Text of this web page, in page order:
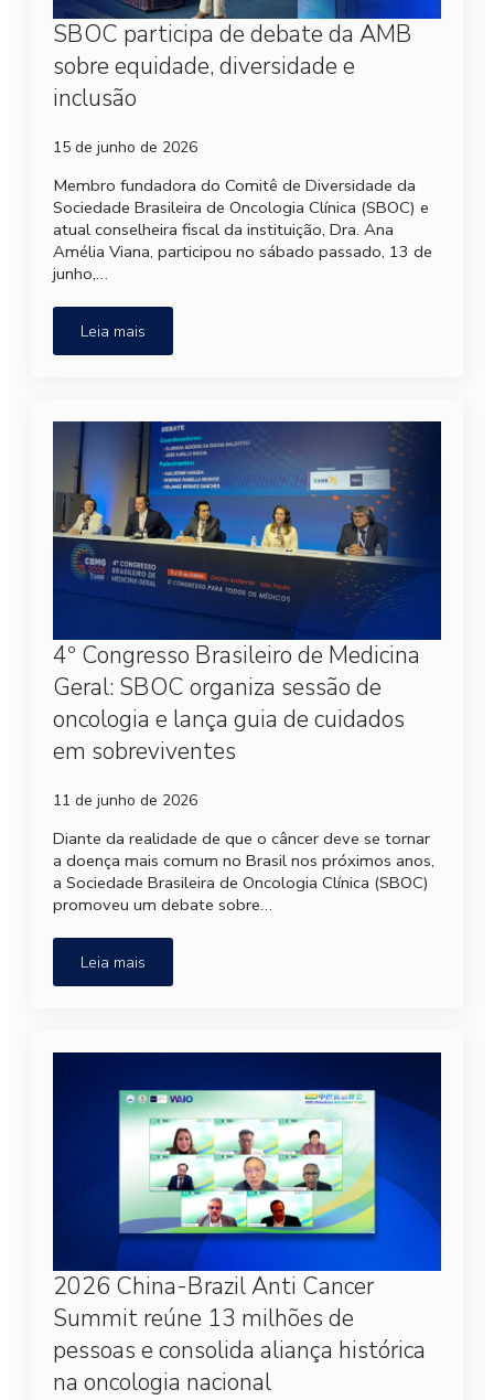
SBOC participa de debate da AMB
sobre equidade, diversidade e
inclusão
15 de junho de 2026
Membro fundadora do Comitê de Diversidade da
Sociedade Brasileira de Oncologia Clínica (SBOC) e
atual conselheira fiscal da instituição, Dra. Ana
Amélia Viana, participou no sábado passado, 13 de
junho,…
Leia mais
4º Congresso Brasileiro de Medicina
Geral: SBOC organiza sessão de
oncologia e lança guia de cuidados
em sobreviventes
11 de junho de 2026
Diante da realidade de que o câncer deve se tornar
a doença mais comum no Brasil nos próximos anos,
a Sociedade Brasileira de Oncologia Clínica (SBOC)
promoveu um debate sobre…
Leia mais
2026 China-Brazil Anti Cancer
Summit reúne 13 milhões de
pessoas e consolida aliança histórica
na oncologia nacional